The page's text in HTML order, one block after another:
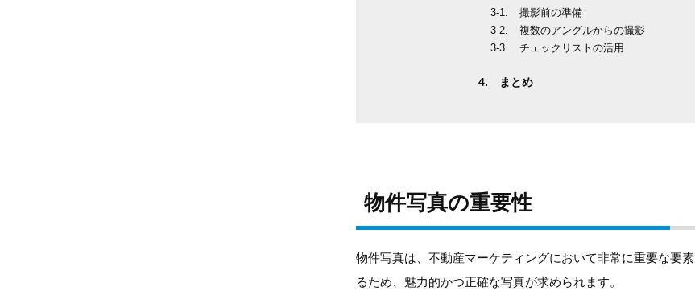
撮影前の準備
複数のアングルからの撮影
チェックリストの活用
まとめ
物件写真の重要性
物件写真は、不動産マーケティングにおいて非常に重要な要
るため、魅力的かつ正確な写真が求められます。